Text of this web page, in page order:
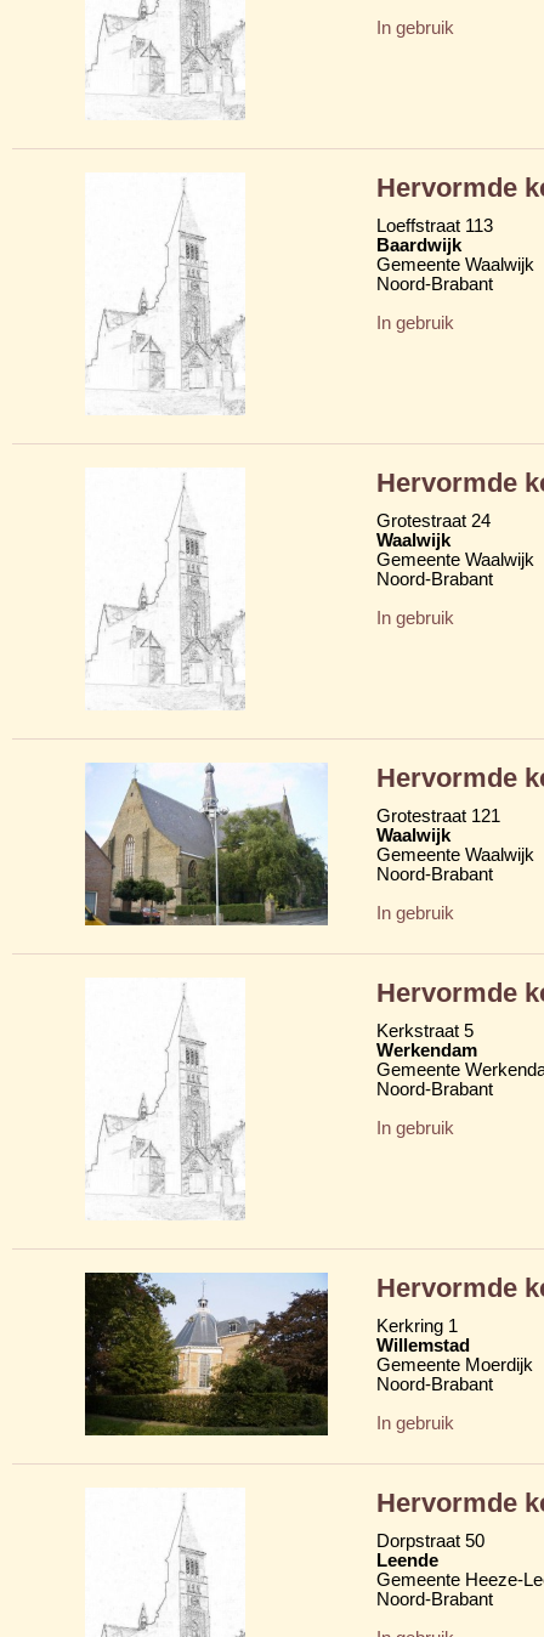
In gebruik
Hervormde
Loeffstraat 113
Baardwijk
Gemeente Waalwijk
Noord-Brabant
In gebruik
Hervormde
Grotestraat 24
Waalwijk
Gemeente Waalwijk
Noord-Brabant
In gebruik
Hervormde
Grotestraat 121
Waalwijk
Gemeente Waalwijk
Noord-Brabant
In gebruik
Hervormde
Kerkstraat 5
Werkendam
Gemeente
Noord-Brabant
In gebruik
Hervormde
Kerkring 1
Willemstad
Gemeente Moerdijk
Noord-Brabant
In gebruik
Hervormde
Dorpstraat 50
Leende
Gemeente Heeze-
Noord-Brabant